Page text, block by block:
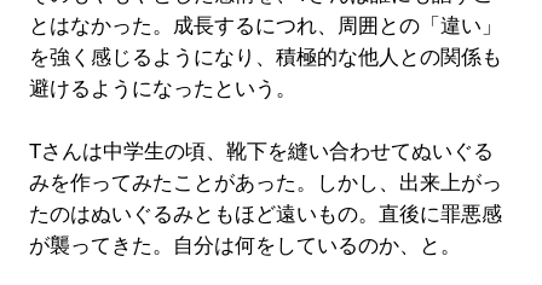
とはなかった。成長するにつれ、周囲との「違い」
を強く感じるようになり、積極的な他人との関係も
避けるようになったという。
Tさんは中学生の頃、靴下を縫い合わせてぬいぐる
みを作ってみたことがあった。しかし、出来上がっ
たのはぬいぐるみともほど遠いもの。直後に罪悪感
が襲ってきた。自分は何をしているのか、と。